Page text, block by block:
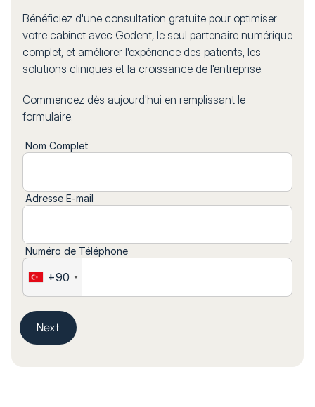
Bénéficiez d'une consultation gratuite pour optimiser
votre cabinet avec Godent, le seul partenaire numérique
complet, et améliorer l'expérience des patients, les
solutions cliniques et la croissance de l'entreprise.
Commencez dès aujourd'hui en remplissant le
formulaire.
Nom Complet
Adresse E-mail
Numéro de Téléphone
+90
Next